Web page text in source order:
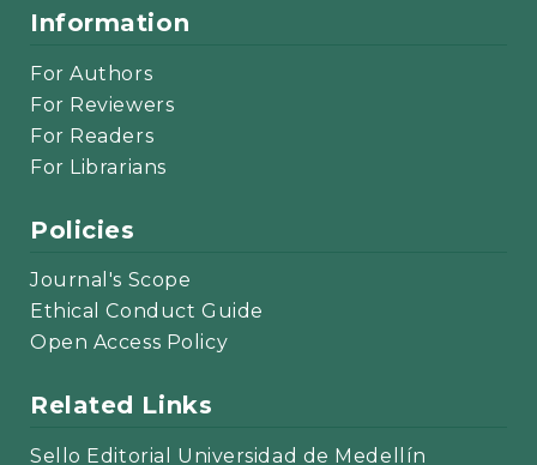
Information
For Authors
For Reviewers
For Readers
For Librarians
Policies
Journal's Scope
Ethical Conduct Guide
Open Access Policy
Related Links
Sello Editorial Universidad de Medellín